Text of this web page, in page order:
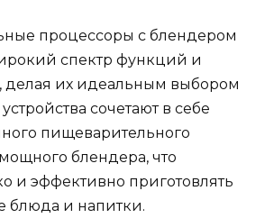
процессоры с блендером
спектр функций и
делая их идеальным выбором
сочетают в себе
пищеварительного
блендера, что
и эффективно приготовлять
блюда и напитки.